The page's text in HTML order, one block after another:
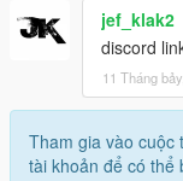
jef_klak2
discord
11 Tháng
Tham gia vào cuộc
tài khoản để có thể